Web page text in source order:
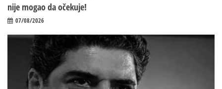
nije mogao da očekuje!
07/08/2026